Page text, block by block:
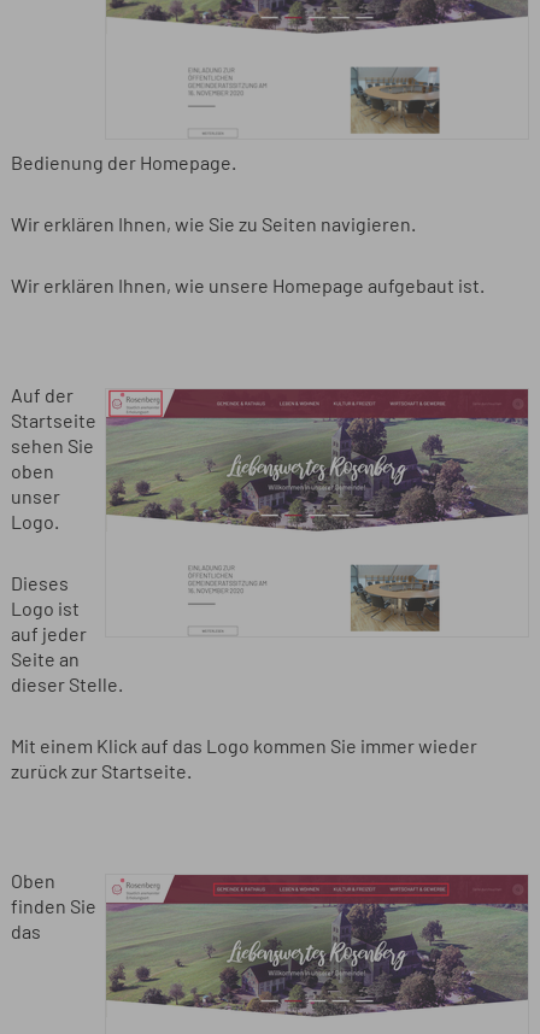
Bedienung der Homepage.
Wir erklären Ihnen, wie Sie zu Seiten navigieren.
Wir erklären Ihnen, wie unsere Homepage aufgebaut ist.
Auf der
Startseite
sehen Sie
oben
unser
Logo.
Dieses
Logo ist
auf jeder
Seite an
dieser Stelle.
Mit einem Klick auf das Logo kommen Sie immer wieder
zurück zur Startseite.
Oben
finden Sie
das